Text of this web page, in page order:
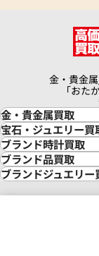
の停止に関す
ります。開示
談窓口」で受
＜任意項目に
・任意項目の
きない場合があ
＜Cookie等＞
・当社は上記
の情報を取得・
＜個人情報苦
金・貴金
「おた
金・貴金属買取
金買取
金の相場価格情報
金の参考買取価格一
インゴット買取
インゴットの相場
24金買取
宝石・ジュエリー買
宝石・ジュエリー買取
ダイヤモンド買取
ダイヤモンド・宝
リング・結婚指輪
エメラルド買取
ブランド時計買取
時計買取
ロレックス買取
ロレックス デイト
ロレックス サブマ
ロレックス エクス
ロレックス デイト
ブランド品買取
ブランド買取
ブランドジュエリー
ヴァンクリーフ＆